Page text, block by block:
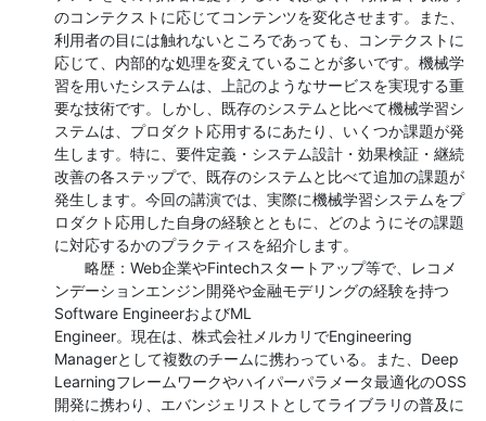
のコンテクストに応じてコンテンツを変化させます。また、
利用者の目には触れないところであっても、コンテクストに
応じて、内部的な処理を変えていることが多いです。機械学
習を用いたシステムは、上記のようなサービスを実現する重
要な技術です。しかし、既存のシステムと比べて機械学習シ
ステムは、プロダクト応用するにあたり、いくつか課題が発
生します。特に、要件定義・システム設計・効果検証・継続
改善の各ステップで、既存のシステムと比べて追加の課題が
発生します。今回の講演では、実際に機械学習システムをプ
ロダクト応用した自身の経験とともに、どのようにその課題
に対応するかのプラクティスを紹介します。
略歴：Web企業やFintechスタートアップ等で、レコメ
ンデーションエンジン開発や金融モデリングの経験を持つ
Software EngineerおよびML
Engineer。現在は、株式会社メルカリでEngineering
Managerとして複数のチームに携わっている。また、Deep
Learningフレームワークやハイパーパラメータ最適化のOSS
開発に携わり、エバンジェリストとしてライブラリの普及に